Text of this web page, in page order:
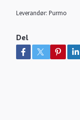
Leverandør: Purmo
Del